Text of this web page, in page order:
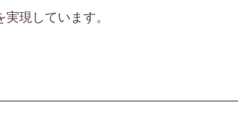
現しています。